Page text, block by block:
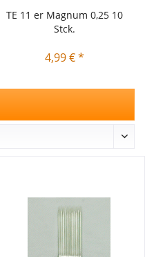
TE 11 er Magnum 0,25 10
Stck.
4,99 € *